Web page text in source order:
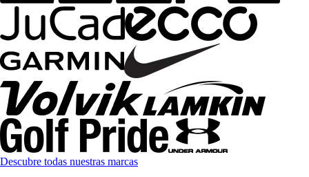
Descubre todas nuestras marcas